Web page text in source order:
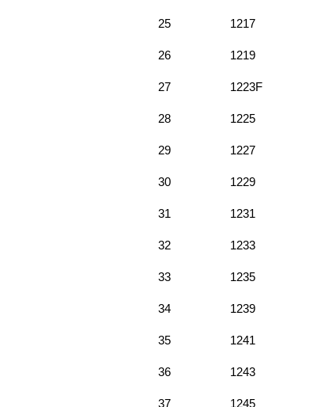
25 1217
26 1219
27 1223F
28 1225
29 1227
30 1229
31 1231
32 1233
33 1235
34 1239
35 1241
36 1243
37 1245